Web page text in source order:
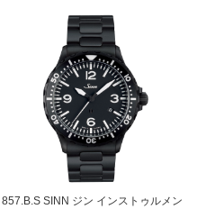
857.B.S SINN ジン インストゥルメン